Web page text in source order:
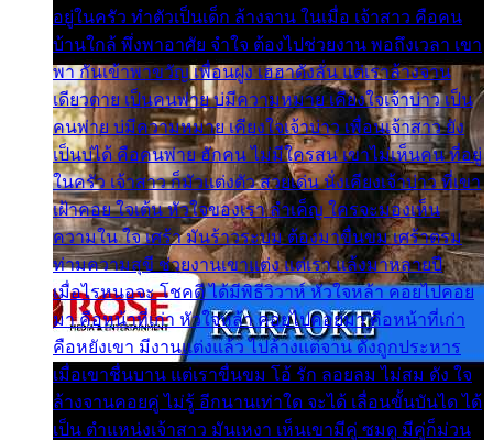
อยู่ในครัว ทำตัวเป็นเด็ก ล้างจาน ในเมื่อ เจ้าสาว คือคน
บ้านใกล้ พึ่งพาอาศัย จำใจ ต้องไปช่วยงาน พอถึงเวลา เขา
พา กันเข้าพาขวัญ เพื่อนฝูง เฮฮาดังลั่น แต่เราล้างจาน
เดียวดาย เป็นคนพ่าย บ่มีความหมาย เคียงใจเจ้าบ่าว เป็น
คนพ่าย บ่มีความหมาย เคียงใจเจ้าบ่าว เพื่อนเจ้าสาว ยัง
เป็นบ่ได้ คือคนพ่าย ฮักคน ไม่มีใครสน เขาไม่เห็นคน ที่อยู่
ในครัว เจ้าสาว ก็มัวแต่งตัว สวยเด่น นั่งเคียงเจ้าบ่าว ที่เขา
เฝ้าคอย ใจเต้น หัวใจของเรา ลำเค็ญ ใครจะมองเห็น
ความใน ใจ เศร้า มันร้าวระบม ต้องมาขื่นขม เศร้าตรม
ท่ามความสุขี ช่วยงานเขาแต่ง แต่เรา แล้งมาหลายปี
เมื่อไรหนอจะ โชคดี ได้มีพิธีวิวาห์ หัวใจหล้า คอยไปคอย
มา คือหน้าที่เก่า หัวใจหล้า คอยไปคอยมา คือหน้าที่เก่า
คือหยังเขา มีงานแต่งแล้ว ไปล้างแต่จาน ดั่งถูกประหาร
เมื่อเขาชื่นบาน แต่เราขื่นขม โอ้ รัก ลอยลม ไม่สม ดัง ใจ
ล้างจานคอยคู่ ไม่รู้ อีกนานเท่าใด จะได้ เลื่อนขั้นบันได ได้
เป็น ตำแหน่งเจ้าสาว มันเหงา เห็นเขามีคู่ ซมดู มีคู่ก็ม่วน